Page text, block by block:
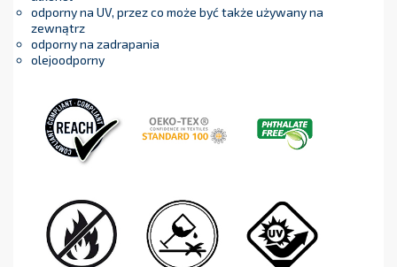
odporny na UV, przez co może być także używany na
zewnątrz
odporny na zadrapania
olejoodporny